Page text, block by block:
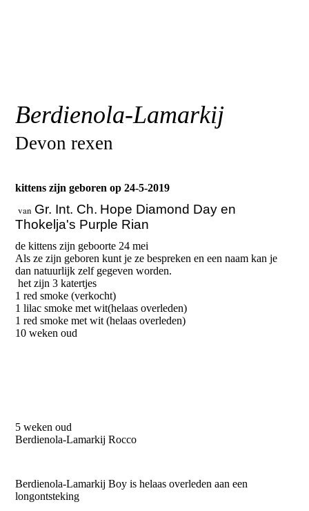
Berdienola-Lamarkij
Devon rexen
kittens zijn geboren op 24-5-2019
van Gr. Int. Ch. Hope Diamond Day en
Thokelja's Purple Rian
de kittens zijn geboorte 24 mei
Als ze zijn geboren kunt je ze bespreken en een naam kan je
dan natuurlijk zelf gegeven worden.
het zijn 3 katertjes
1 red smoke (verkocht)
1 lilac smoke met wit(helaas overleden)
1 red smoke met wit (helaas overleden)
10 weken oud
5 weken oud
Berdienola-Lamarkij Rocco
Berdienola-Lamarkij Boy is helaas overleden aan een
longontsteking